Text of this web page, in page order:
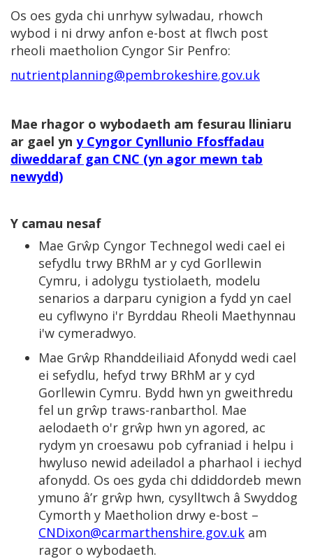
Os oes gyda chi unrhyw sylwadau, rhowch
wybod i ni drwy anfon e-bost at flwch post
rheoli maetholion Cyngor Sir Penfro:
nutrientplanning@pembrokeshire.gov.uk
Mae rhagor o wybodaeth am fesurau lliniaru
ar gael yn y Cyngor Cynllunio Ffosffadau
diweddaraf gan CNC (yn agor mewn tab
newydd)
Y camau nesaf
Mae Grŵp Cyngor Technegol wedi cael ei
sefydlu trwy BRhM ar y cyd Gorllewin
Cymru, i adolygu tystiolaeth, modelu
senarios a darparu cynigion a fydd yn cael
eu cyflwyno i'r Byrddau Rheoli Maethynnau
i'w cymeradwyo.
Mae Grŵp Rhanddeiliaid Afonydd wedi cael
ei sefydlu, hefyd trwy BRhM ar y cyd
Gorllewin Cymru. Bydd hwn yn gweithredu
fel un grŵp traws-ranbarthol. Mae
aelodaeth o'r grŵp hwn yn agored, ac
rydym yn croesawu pob cyfraniad i helpu i
hwyluso newid adeiladol a pharhaol i iechyd
afonydd. Os oes gyda chi ddiddordeb mewn
ymuno â’r grŵp hwn, cysylltwch â Swyddog
Cymorth y Maetholion drwy e-bost –
CNDixon@carmarthenshire.gov.uk am
ragor o wybodaeth.